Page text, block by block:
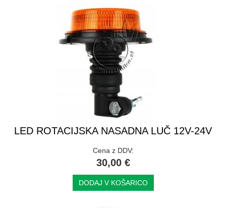
LED ROTACIJSKA NASADNA LUČ 12V-24V
Cena z DDV:
30,00 €
DODAJ V KOŠARICO